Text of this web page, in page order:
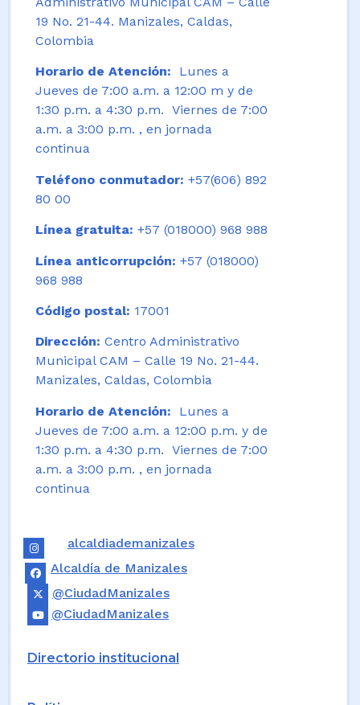
19 No. 21-44. Manizales, Caldas,
Colombia
Horario de Atención:
Lunes a
Jueves de 7:00 a.m. a 12:00 m y de
1:30 p.m. a 4:30 p.m. Viernes de 7:00
a.m. a 3:00 p.m. , en jornada
continua
Teléfono conmutador: +57(606) 892
80 00
Línea gratuita: +57 (018000) 968 988
Línea anticorrupción: +57 (018000)
968 988
Código postal: 17001
Dirección: Centro Administrativo
Municipal CAM – Calle 19 No. 21-44.
Manizales, Caldas, Colombia
Horario de Atención: Lunes a
Jueves de 7:00 a.m. a 12:00 p.m. y de
1:30 p.m. a 4:30 p.m. Viernes de 7:00
a.m. a 3:00 p.m. , en jornada
continua
alcaldiademanizales
Alcaldía de Manizales
@CiudadManizales
@CiudadManizales
Directorio institucional